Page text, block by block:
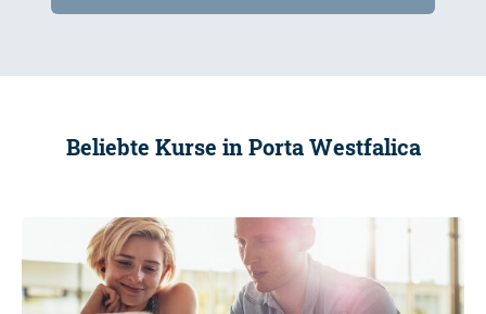
Beliebte Kurse in Porta Westfalica